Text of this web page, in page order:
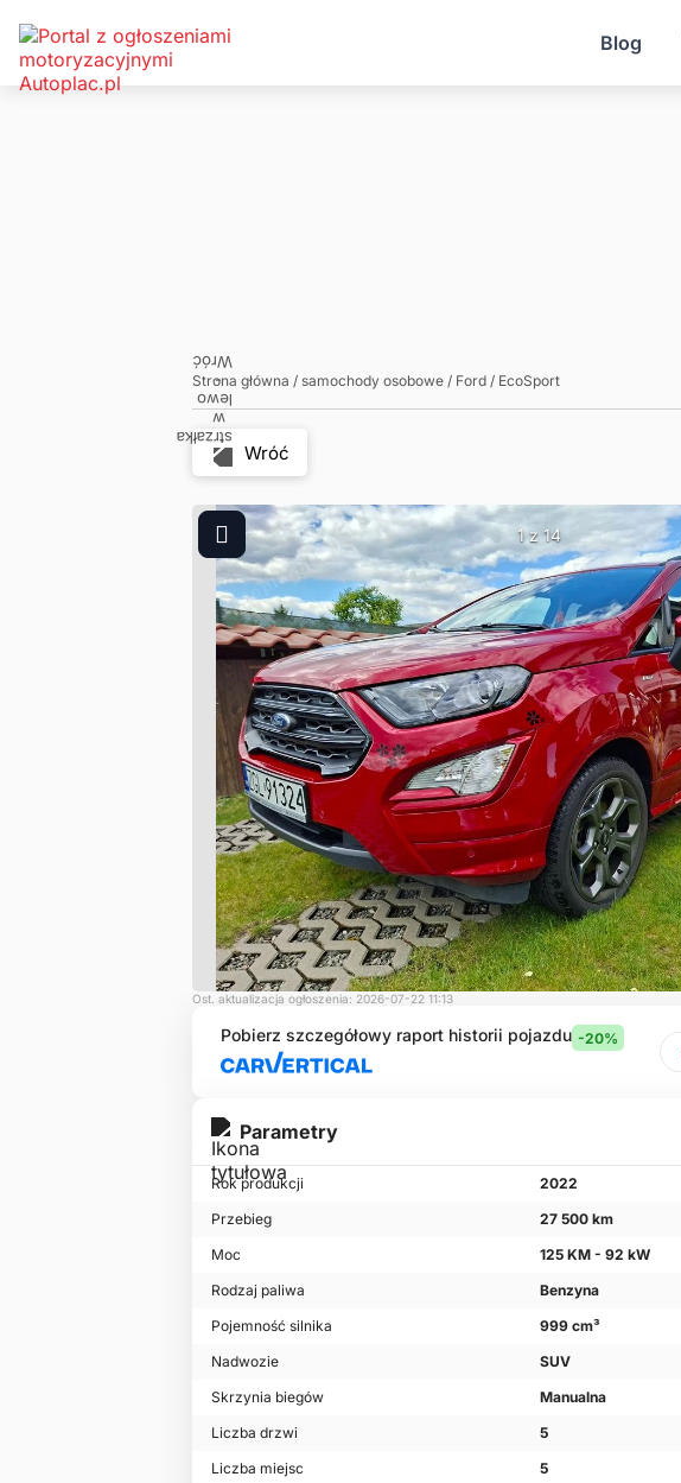
Blog
Strona główna / samochody osobowe / Ford / EcoSport
Wróć
1 z 14
Ost. aktualizacja ogłoszenia: 2026-07-22 11:13
Pobierz szczegółowy raport historii pojazdu -20%
Parametry
Rok produkcji
2022
Przebieg
27 500 km
Moc
125 KM - 92 kW
Rodzaj paliwa
Benzyna
Pojemność silnika
999 cm³
Nadwozie
SUV
Skrzynia biegów
Manualna
Liczba drzwi
5
Liczba miejsc
5